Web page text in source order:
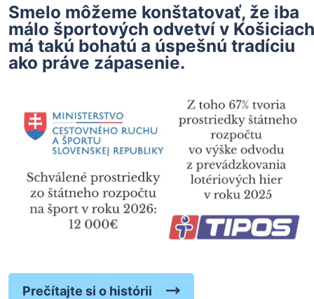
Smelo môžeme konštatovať, že iba
málo športových odvetví v Košiciach
má takú bohatú a úspešnú tradíciu
ako práve zápasenie.
Prečítajte si o histórii